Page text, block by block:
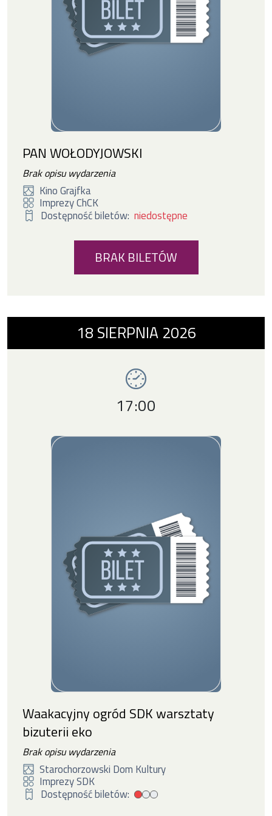
PAN WOŁODYJOWSKI
Brak opisu wydarzenia
Kino Grajfka
Imprezy ChCK
Dostępność biletów: niedostępne
BRAK BILETÓW
Wydarzenie numer 11: Waakacyjny ogród
18 SIERPNIA 2026
Godzina wydarzenia,
17:00
Waakacyjny ogród SDK warsztaty
bizuterii eko
Brak opisu wydarzenia
Starochorzowski Dom Kultury
Imprezy SDK
Dostępność biletów:
Mała dostępność biletów